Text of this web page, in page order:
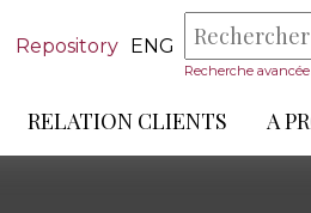
Repository ENG
Recherche avancée
RELATION CLIENTS A